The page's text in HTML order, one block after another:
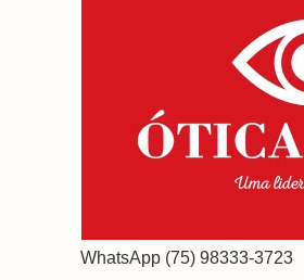
WhatsApp (75) 98333-3723